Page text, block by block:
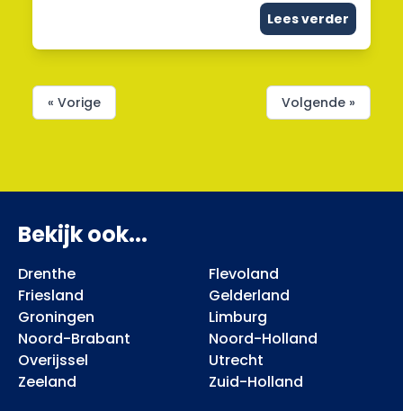
Lees verder
« Vorige Volgende »
Bekijk ook...
Drenthe
Flevoland
Friesland
Gelderland
Groningen
Limburg
Noord-Brabant
Noord-Holland
Overijssel
Utrecht
Zeeland
Zuid-Holland